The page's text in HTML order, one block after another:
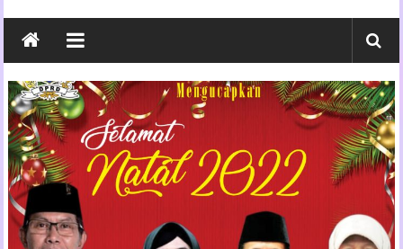
Kabar
Jawa
Timur
Media
Online
Jawa
Timur